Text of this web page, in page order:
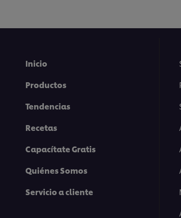
This video player may use
Inicio
Productos
Tendencias
Recetas
Capacítate Gratis
Quiénes Somos
Servicio a cliente